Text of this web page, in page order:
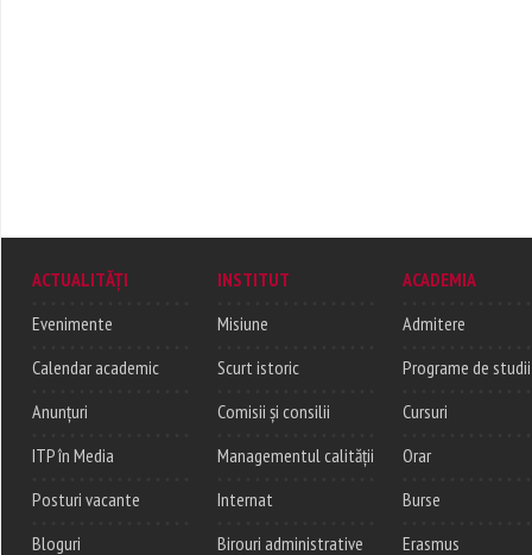
ACTUALITĂȚI
Evenimente
Calendar academic
Anunțuri
ITP în Media
Posturi vacante
Bloguri
INSTITUT
Misiune
Scurt istoric
Comisii și consilii
Managementul calității
Internat
Birouri administrative
ACADEMIA
Admitere
Programe de studii
Cursuri
Orar
Burse
Erasmus